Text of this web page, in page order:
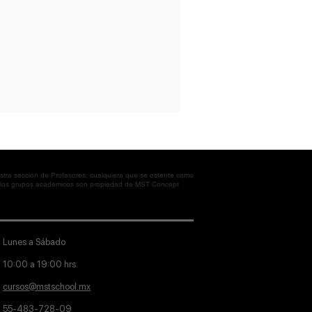
sección de Profesores; cualquiera que se ostente como
grupos académicos son propiedad de MST Concept
Lunes a Sábado
10:00 a 19:00 hrs.
cursos@mstschool.mx
55-483-728-09